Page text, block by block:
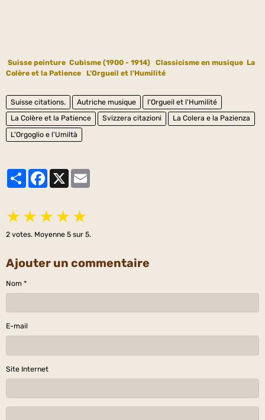
Suisse peinture Cubisme (1900 - 1914) Classicisme en musique La
Colère et la Patience
L'Orgueil et l'Humilité
Suisse citations. Autriche musique
l'Orgueil et l'Humilité
La Colère et la Patience
Svizzera citazioni
La Colera e la Pazienza
L'Orgoglio e l'Umiltà
PartagerFacebook
★ ★ ★ ★ ★
2 votes. Moyenne 5 sur 5.
Ajouter un commentaire
Nom
E-mail
Site Internet